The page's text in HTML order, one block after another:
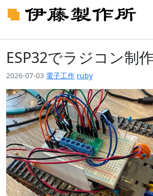
ESP32でラジコン制
2026-07-03 電子工作 ruby